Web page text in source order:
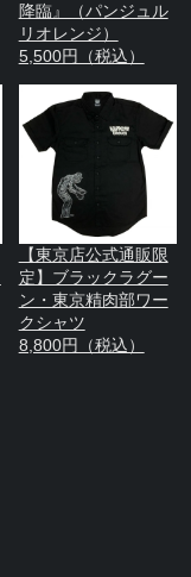
降臨』（パンジュル
リオレンジ）
5,500円（税込）
【東京店公式通販限
定】ブラックラグー
ン・東京精肉部ワー
クシャツ
8,800円（税込）